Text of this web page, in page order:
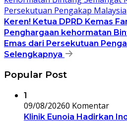
Keren! Ketua DPRD Kemas
Penghargaan kehormatan
Emas dari Persekutuan
Selengkapnya
Popular Post
1
09/08/20260 Komentar
Klinik Eunoia Hadirkan